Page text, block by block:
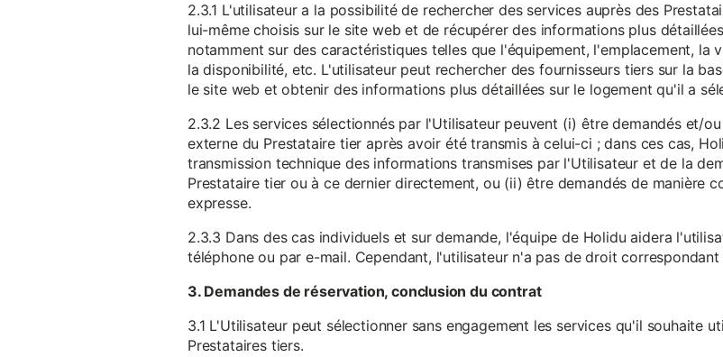
2.3.1 L'utilisateur a la possibilité de rechercher des services auprès des
lui-même choisis sur le site web et de récupérer des informations plus
notamment sur des caractéristiques telles que l'équipement, l'emplacement, la
la disponibilité, etc. L'utilisateur peut rechercher des fournisseurs tiers sur la
le site web et obtenir des informations plus détaillées sur le logement qu'il a
2.3.2 Les services sélectionnés par l'Utilisateur peuvent (i) être demandés et/
externe du Prestataire tier après avoir été transmis à celui-ci ; dans ces cas,
transmission technique des informations transmises par l'Utilisateur et de la
Prestataire tier ou à ce dernier directement, ou (ii) être demandés de manière
expresse.
2.3.3 Dans des cas individuels et sur demande, l'équipe de Holidu aidera
téléphone ou par e-mail. Cependant, l'utilisateur n'a pas de droit correspondant
3. Demandes de réservation, conclusion du contrat
3.1 L'Utilisateur peut sélectionner sans engagement les services qu'il souhaite
Prestataires tiers.